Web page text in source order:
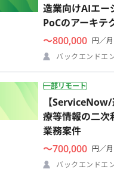
造業向けAIエー
PoCのアーキテ
〜800,000 円／月
バックエンドエ
一部リモート
【
療等情報の二次
業務案件
〜700,000 円／月
バックエンドエ